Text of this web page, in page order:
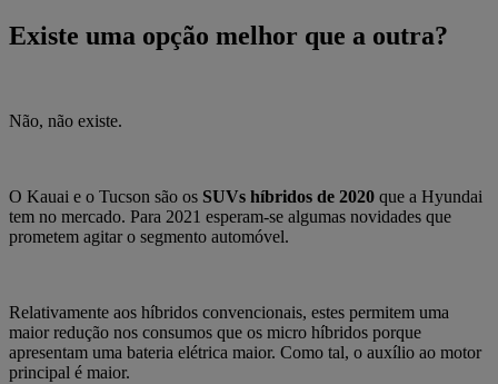
Existe uma opção melhor que a outra?
Não, não existe.
O Kauai e o Tucson são os SUVs híbridos de 2020 que a Hyundai
tem no mercado. Para 2021 esperam-se algumas novidades que
prometem agitar o segmento automóvel.
Relativamente aos híbridos convencionais, estes permitem uma
maior redução nos consumos que os micro híbridos porque
apresentam uma bateria elétrica maior. Como tal, o auxílio ao motor
principal é maior.